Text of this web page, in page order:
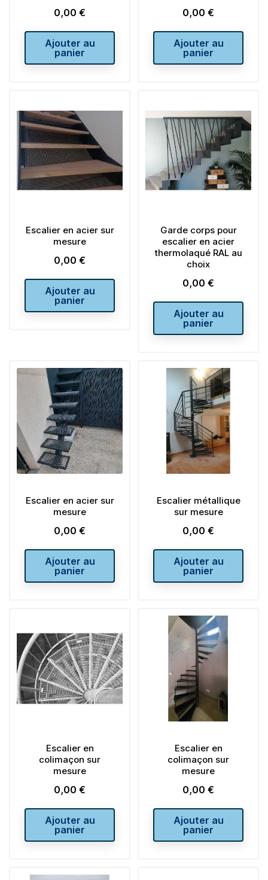
Prix
0,00 €
Ajouter au
panier
Prix
0,00 €
Ajouter au
panier
Escalier en acier sur
mesure
Prix
0,00 €
Ajouter au
panier
Garde corps pour
escalier en acier
thermolaqué RAL au
choix
Prix
0,00 €
Ajouter au
panier
Escalier en acier sur
mesure
Prix
0,00 €
Ajouter au
panier
Escalier métallique
sur mesure
Prix
0,00 €
Ajouter au
panier
Escalier en
colimaçon sur
mesure
Prix
0,00 €
Ajouter au
panier
Escalier en
colimaçon sur
mesure
Prix
0,00 €
Ajouter au
panier